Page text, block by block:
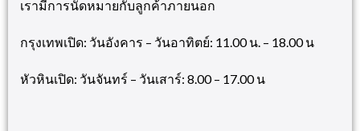
เรามีการนัดหมายกับลูกค้าภายนอก
กรุงเทพเปิด: วันอังคาร – วันอาทิตย์: 11.00น. – 18.00น
หัวหินเปิด: วันจันทร์ – วันเสาร์: 8.00 – 17.00น